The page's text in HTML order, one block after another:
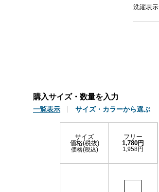
洗濯表示
購入サイズ・数量を入力
一覧表示 サイズ・カラーから選ぶ
サイズ
価格(税抜)
価格(税込)
フリー
1,780円
1,958円